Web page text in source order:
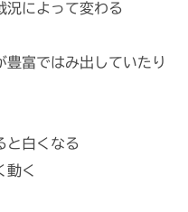
況によって変わる
豊富ではみ出していたり
と白くなる
動く